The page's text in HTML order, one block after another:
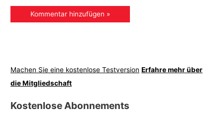
Machen Sie eine kostenlose Testversion Erfahre mehr über
die Mitgliedschaft
Kostenlose Abonnements